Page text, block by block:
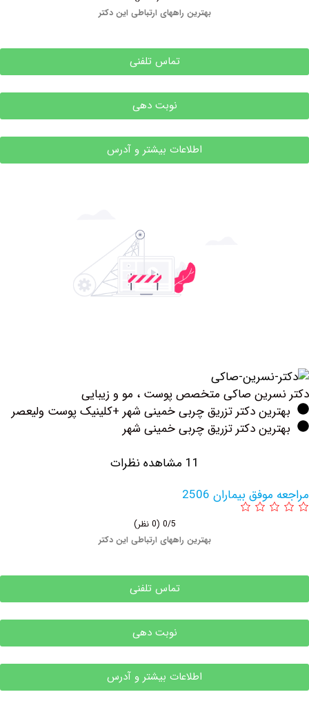
بهترین راههای ارتباطی این دکتر
تماس تلفنی
نوبت دهی
اطلاعات بیشتر و آدرس
صاکی متخصص پوست ، مو و زیبایی
دکتر تزریق چربی خمینی شهر +کلینیک پوست ولیعصر
دکتر تزریق چربی خمینی شهر
بیماران 2506
بهترین راههای ارتباطی این دکتر
تماس تلفنی
نوبت دهی
اطلاعات بیشتر و آدرس